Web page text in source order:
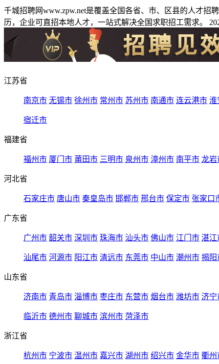
千城招聘网www.zpw.net是覆盖全国各省、市、区县的人才
历，企业可直招本地人才，一站式解决全国求职招工需求。
江苏省
南京市 无锡市 徐州市 常州市 苏州市 南通市 连云港市 淮
宿迁市
福建省
福州市 厦门市 莆田市 三明市 泉州市 漳州市 南平市 龙岩
河北省
石家庄市 唐山市 秦皇岛市 邯郸市 邢台市 保定市 张家口
广东省
广州市 韶关市 深圳市 珠海市 汕头市 佛山市 江门市 湛江
汕尾市 河源市 阳江市 清远市 东莞市 中山市 潮州市 揭阳
山东省
济南市 青岛市 淄博市 枣庄市 东营市 烟台市 潍坊市 济宁
临沂市 德州市 聊城市 滨州市 菏泽市
浙江省
杭州市 宁波市 温州市 嘉兴市 湖州市 绍兴市 金华市 衢州